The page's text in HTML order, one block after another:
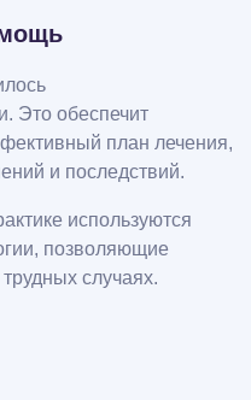
Это обеспечит
план лечения,
и последствий.
используются
позволяющие
случаях.